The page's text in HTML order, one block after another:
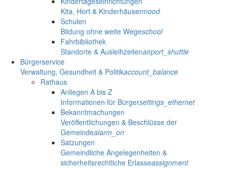
Kita, Hort & Kinderhäusermood
Schulen
Bildung ohne weite Wegeschool
Fahrbibliothek
Standorte & Ausleihzeitenairport_shuttle
Bürgerservice
Verwaltung, Gesundheit & Politikaccount_balance
Rathaus
Anliegen A bis Z
Informationen für Bürgersettings_ethernet
Bekanntmachungen
Veröffentlichungen & Beschlüsse der
Gemeindealarm_on
Satzungen
Gemeindliche Angelegenheiten &
sicherheitsrechtliche Erlasseassignment